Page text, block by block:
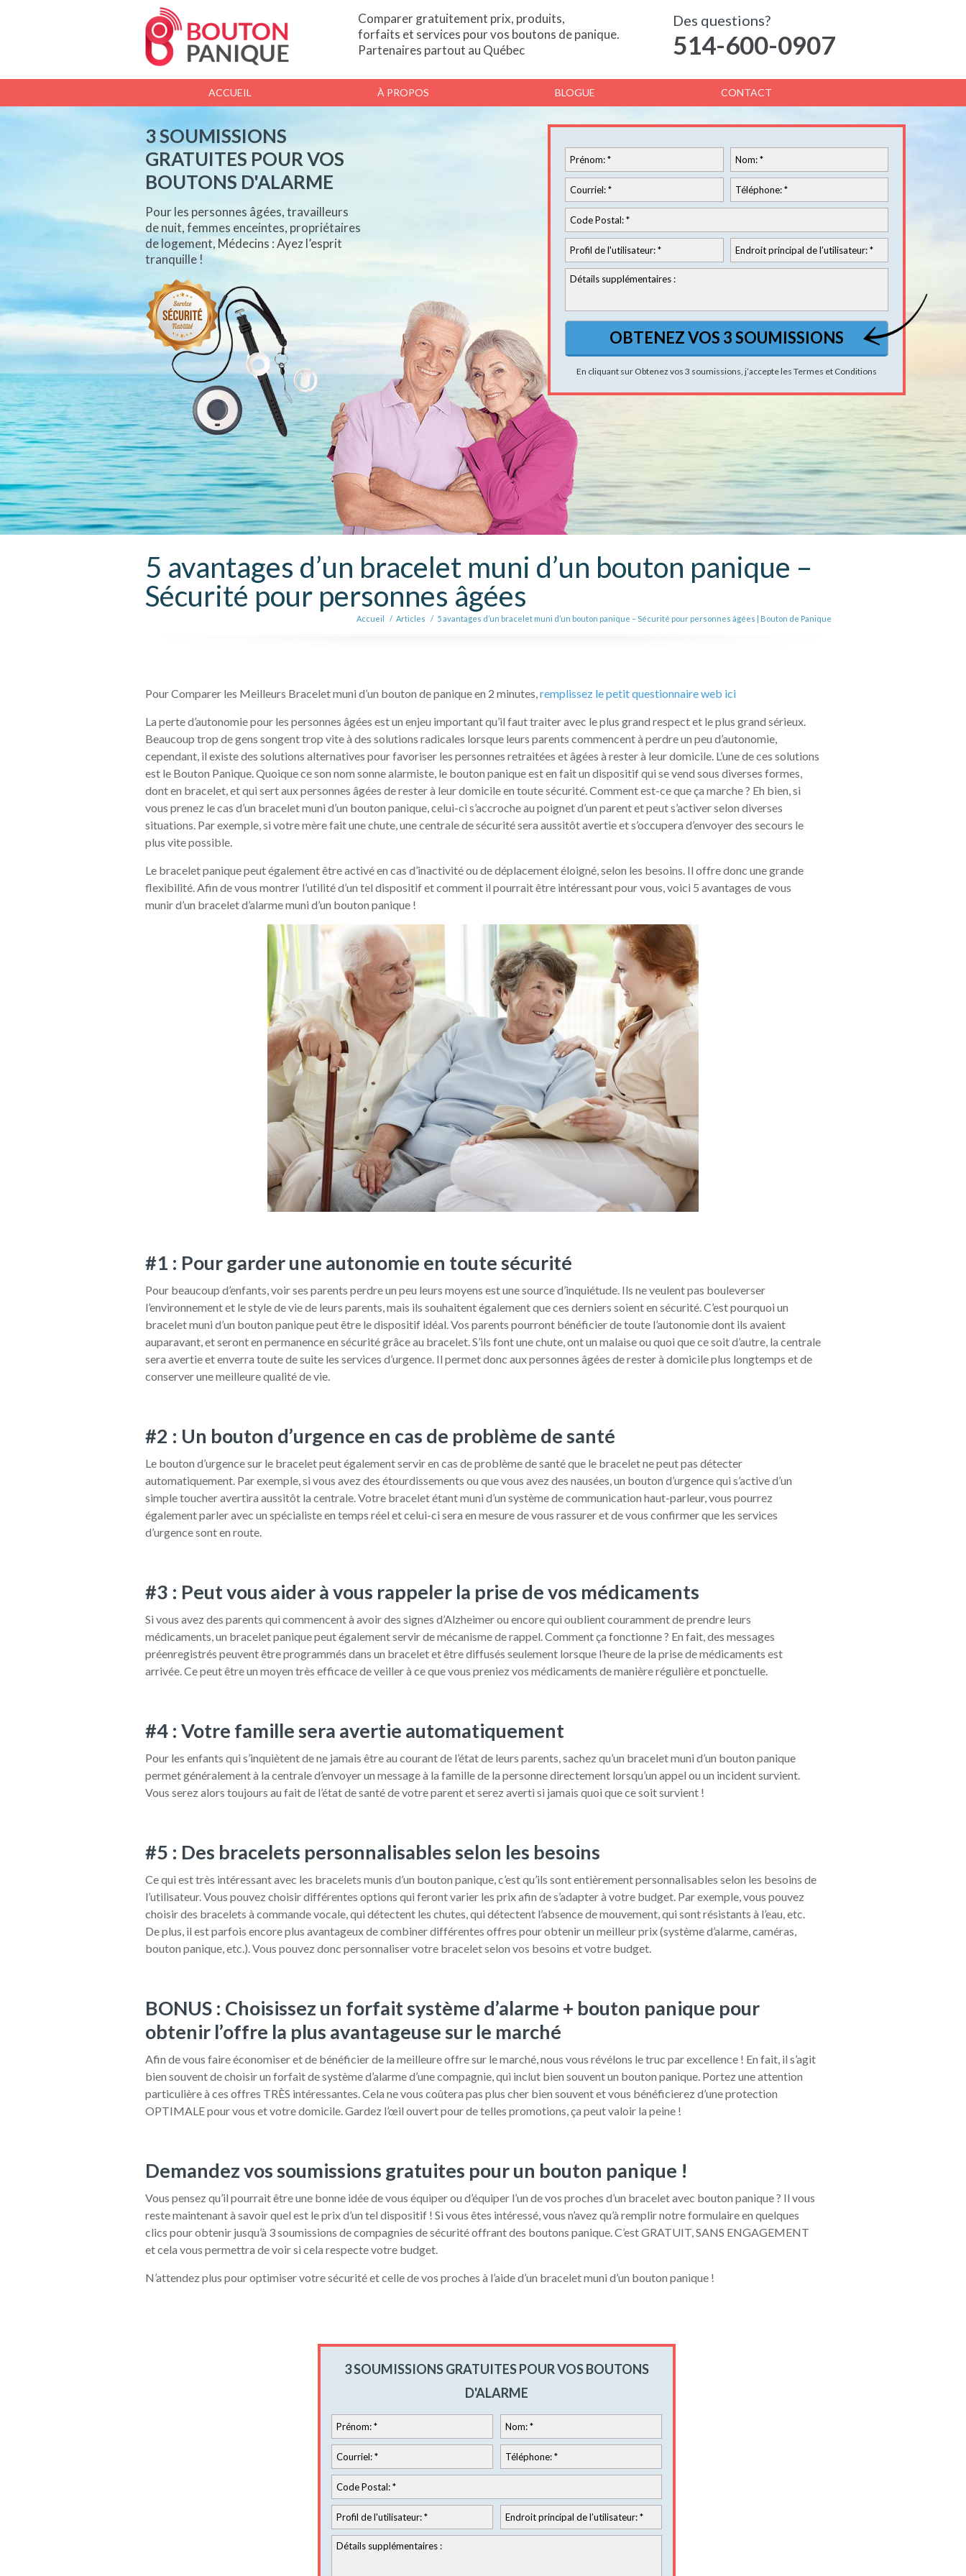
Comparer gratuitement prix, produits,
forfaits et services pour vos boutons de panique.
Partenaires partout au Québec
Des questions?
514-600-0907
ACCUEIL À PROPOS BLOGUE CONTACT
3 SOUMISSIONS
GRATUITES POUR VOS
BOUTONS D'ALARME
Pour les personnes âgées, travailleurs
de nuit, femmes enceintes, propriétaires
de logement, Médecins : Ayez l’esprit
tranquille !
En cliquant sur Obtenez vos 3 soumissions, j’accepte les Termes et Conditions
5 avantages d’un bracelet muni d’un bouton panique –
Sécurité pour personnes âgées
Accueil / Articles / 5 avantages d’un bracelet muni d’un bouton panique – Sécurité pour personnes âgées | Bouton de Panique
Pour Comparer les Meilleurs Bracelet muni d’un bouton de panique en 2 minutes,remplissez le petit questionnaire web ici
La perte d’autonomie pour les personnes âgées est un enjeu important qu’il faut traiter avec le plus grand respect et le plus grand sérieux.
Beaucoup trop de gens songent trop vite à des solutions radicales lorsque leurs parents commencent à perdre un peu d’autonomie,
cependant, il existe des solutions alternatives pour favoriser les personnes retraitées et âgées à rester à leur domicile. L’une de ces solutions
est le Bouton Panique. Quoique ce son nom sonne alarmiste, le bouton panique est en fait un dispositif qui se vend sous diverses formes,
dont en bracelet, et qui sert aux personnes âgées de rester à leur domicile en toute sécurité. Comment est-ce que ça marche ? Eh bien, si
vous prenez le cas d’un bracelet muni d’un bouton panique, celui-ci s’accroche au poignet d’un parent et peut s’activer selon diverses
situations. Par exemple, si votre mère fait une chute, une centrale de sécurité sera aussitôt avertie et s’occupera d’envoyer des secours le
plus vite possible.
Le bracelet panique peut également être activé en cas d’inactivité ou de déplacement éloigné, selon les besoins. Il offre donc une grande
flexibilité. Afin de vous montrer l’utilité d’un tel dispositif et comment il pourrait être intéressant pour vous, voici 5 avantages de vous
munir d’un bracelet d’alarme muni d’un bouton panique !
#1 : Pour garder une autonomie en toute sécurité
Pour beaucoup d’enfants, voir ses parents perdre un peu leurs moyens est une source d’inquiétude. Ils ne veulent pas bouleverser
l’environnement et le style de vie de leurs parents, mais ils souhaitent également que ces derniers soient en sécurité. C’est pourquoi un
bracelet muni d’un bouton panique peut être le dispositif idéal. Vos parents pourront bénéficier de toute l’autonomie dont ils avaient
auparavant, et seront en permanence en sécurité grâce au bracelet. S’ils font une chute, ont un malaise ou quoi que ce soit d’autre, la centrale
sera avertie et enverra toute de suite les services d’urgence. Il permet donc aux personnes âgées de rester à domicile plus longtemps et de
conserver une meilleure qualité de vie.
#2 : Un bouton d’urgence en cas de problème de santé
Le bouton d’urgence sur le bracelet peut également servir en cas de problème de santé que le bracelet ne peut pas détecter
automatiquement. Par exemple, si vous avez des étourdissements ou que vous avez des nausées, un bouton d’urgence qui s’active d’un
simple toucher avertira aussitôt la centrale. Votre bracelet étant muni d’un système de communication haut-parleur, vous pourrez
également parler avec un spécialiste en temps réel et celui-ci sera en mesure de vous rassurer et de vous confirmer que les services
d’urgence sont en route.
#3 : Peut vous aider à vous rappeler la prise de vos médicaments
Si vous avez des parents qui commencent à avoir des signes d’Alzheimer ou encore qui oublient couramment de prendre leurs
médicaments, un bracelet panique peut également servir de mécanisme de rappel. Comment ça fonctionne ? En fait, des messages
préenregistrés peuvent être programmés dans un bracelet et être diffusés seulement lorsque l’heure de la prise de médicaments est
arrivée. Ce peut être un moyen très efficace de veiller à ce que vous preniez vos médicaments de manière régulière et ponctuelle.
#4 : Votre famille sera avertie automatiquement
Pour les enfants qui s’inquiètent de ne jamais être au courant de l’état de leurs parents, sachez qu’un bracelet muni d’un bouton panique
permet généralement à la centrale d’envoyer un message à la famille de la personne directement lorsqu’un appel ou un incident survient.
Vous serez alors toujours au fait de l’état de santé de votre parent et serez averti si jamais quoi que ce soit survient !
#5 : Des bracelets personnalisables selon les besoins
Ce qui est très intéressant avec les bracelets munis d’un bouton panique, c’est qu’ils sont entièrement personnalisables selon les besoins de
l’utilisateur. Vous pouvez choisir différentes options qui feront varier les prix afin de s’adapter à votre budget. Par exemple, vous pouvez
choisir des bracelets à commande vocale, qui détectent les chutes, qui détectent l’absence de mouvement, qui sont résistants à l’eau, etc.
De plus, il est parfois encore plus avantageux de combiner différentes offres pour obtenir un meilleur prix (système d’alarme, caméras,
bouton panique, etc.). Vous pouvez donc personnaliser votre bracelet selon vos besoins et votre budget.
BONUS : Choisissez un forfait système d’alarme + bouton panique pour
obtenir l’offre la plus avantageuse sur le marché
Afin de vous faire économiser et de bénéficier de la meilleure offre sur le marché, nous vous révélons le truc par excellence ! En fait, il s’agit
bien souvent de choisir un forfait de système d’alarme d’une compagnie, qui inclut bien souvent un bouton panique. Portez une attention
particulière à ces offres TRÈS intéressantes. Cela ne vous coûtera pas plus cher bien souvent et vous bénéficierez d’une protection
OPTIMALE pour vous et votre domicile. Gardez l’œil ouvert pour de telles promotions, ça peut valoir la peine !
Demandez vos soumissions gratuites pour un bouton panique !
Vous pensez qu’il pourrait être une bonne idée de vous équiper ou d’équiper l’un de vos proches d’un bracelet avec bouton panique ? Il vous
reste maintenant à savoir quel est le prix d’un tel dispositif ! Si vous êtes intéressé, vous n’avez qu’à remplir notre formulaire en quelques
clics pour obtenir jusqu’à 3 soumissions de compagnies de sécurité offrant des boutons panique. C’est GRATUIT, SANS ENGAGEMENT
et cela vous permettra de voir si cela respecte votre budget.
N’attendez plus pour optimiser votre sécurité et celle de vos proches à l’aide d’un bracelet muni d’un bouton panique !
3 SOUMISSIONS GRATUITES POUR VOS BOUTONS
D'ALARME